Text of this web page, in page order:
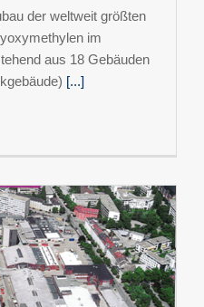
der weltweit größten
im
aus 18 Gebäuden
[...]